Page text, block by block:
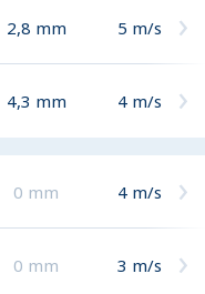
2,8 mm 5 m/s
4,3 mm 4 m/s
0 mm 4 m/s
0 mm 3 m/s